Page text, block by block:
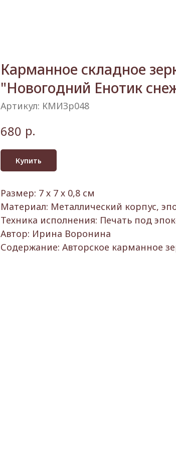
Карманное складное
"Новогодний Енотик
Артикул: КМИЗр048
680 р.
Купить
Размер: 7 х 7 х 0,8 см
Материал: Металлический корпус,
Техника исполнения: Печать под
Автор: Ирина Воронина
Содержание: Авторское карманное